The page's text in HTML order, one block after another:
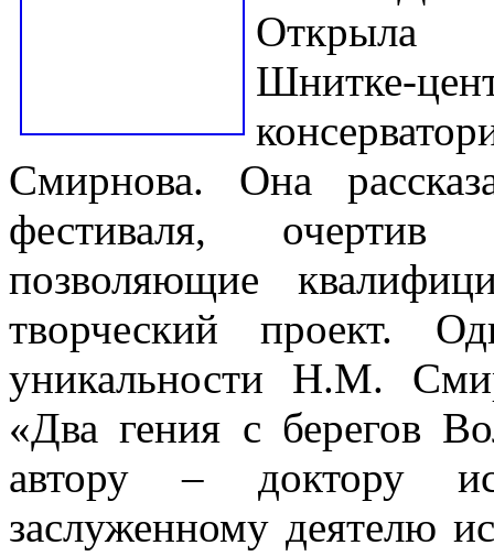
Открыла
Шнитке-
Смирнова. Она
фестиваля,
позволяющие
творческий проект.
уникальности Н.М.
«Два гения с берегов
автору – доктору
заслуженному деятелю